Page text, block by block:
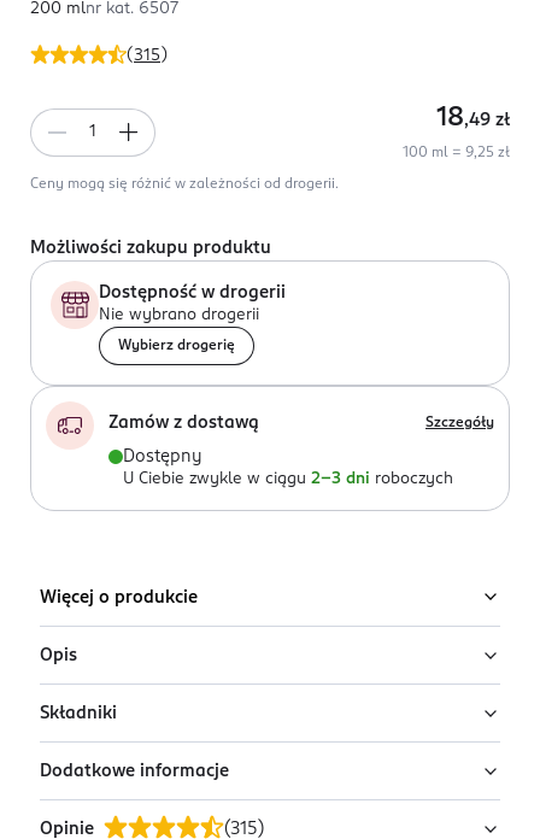
(315 )
200 mlnr kat. 6507
18,49 zł
100 ml = 9,25 zł
Ceny mogą się różnić w zależności od drogerii.
Możliwości zakupu produktu
Dostępność w drogerii
Nie wybrano drogerii
Wybierz drogerię
Zamów z dostawą Szczegóły
Dostępny
U Ciebie zwykle w ciągu 2-3 dni roboczych
Więcej o produkcie
Opis
Odżywka ochronna do włosów farbowanych lub
rozjaśnianych Elseve Color Vive wzbogacona witaminą
Cg i filtrem UV.
Odżywka do włosów Elseve Color Vive, dzięki
Składniki
Aqua / Water • Cetearyl Alcohol • Dimethicone •
Glycerin • Behentrimonium Chloride • Parfum /
Fragrance • Lactic Acid • Ascorbyl Glucoside • Sodium
Dodatkowe informacje
PRZYGOTOWANIE I STOSOWANIE
Opinie (315 )